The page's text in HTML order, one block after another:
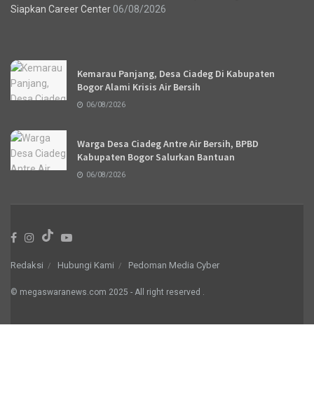
Siapkan Career Center 06/08/2026
Kemarau Panjang, Desa Ciadeg Di Kabupaten
Bogor Alami Krisis Air Bersih
06/08/2026
Warga Desa Ciadeg Antre Air Bersih, BPBD
Kabupaten Bogor Salurkan Bantuan
06/08/2026
Redaksi Hubungi Kami Pedoman Media Cyber
© megaswaranews.com 2025 - All right reserved